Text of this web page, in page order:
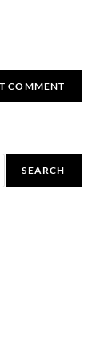
SEARCH